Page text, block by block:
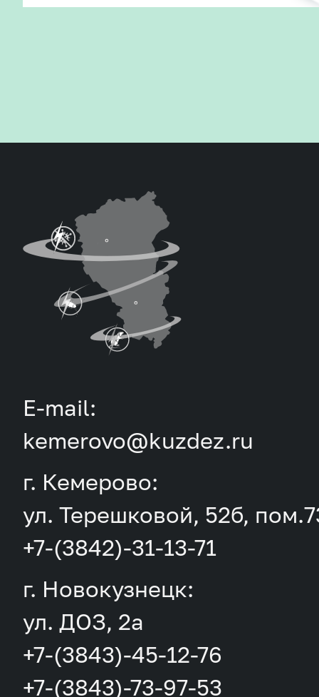
E-mail:
kemerovo@kuzdez.ru
г. Кемерово:
ул. Терешковой, 52б,
+7-(3842)-31-13-71
г. Новокузнецк:
ул. ДОЗ, 2а
+7-(3843)-45-12-76
+7-(3843)-73-97-53